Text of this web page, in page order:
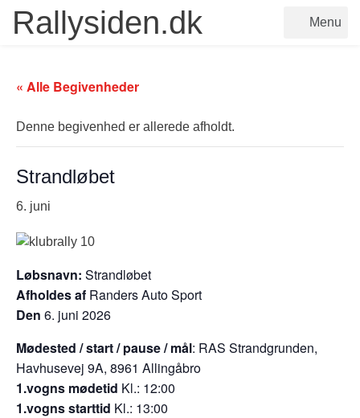
Rallysiden.dk Menu
« Alle Begivenheder
Denne begivenhed er allerede afholdt.
Strandløbet
6. juni
Løbsnavn: Strandløbet
Afholdes af Randers Auto Sport
Den 6. juni 2026
Mødested / start / pause / mål: RAS Strandgrunden,
Havhusevej 9A, 8961 Allingåbro
1.vogns mødetid Kl.: 12:00
1.vogns starttid Kl.: 13:00